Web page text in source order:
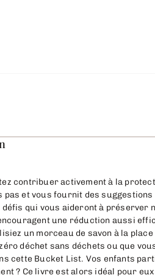
contribuer activement à la
pas et vous fournit des
qui vous aideront à préserver
une réduction aussi
un morceau de savon à la
déchet sans déchets ou que
cette Bucket List. Vos enfants
? Ce livre est alors idéal pour